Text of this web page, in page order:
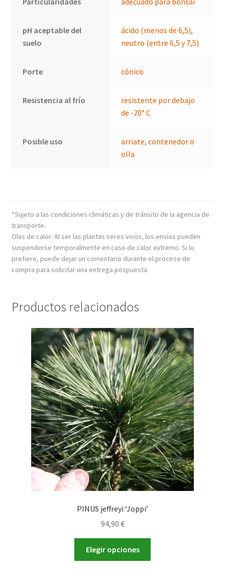
pH aceptable del
suelo
ácido (menos de 6,5),
neutro (entre 6,5 y 7,5)
Porte cónico
Resistencia al frío
resistente por debajo
de -20° C
Posible uso arriate,contenedor o
olla
*Sujeto a las condiciones climáticas y de tránsito de la agencia de
transporte.
Olas de calor: Al ser las plantas seres vivos, los envíos pueden
suspenderse temporalmente en caso de calor extremo. Si lo
prefiere, puede dejar un comentario durante el proceso de
compra para solicitar una entrega pospuesta.
Productos relacionados
PINUS jeffreyi ‘Joppi’
94,90 €
Elegir opciones